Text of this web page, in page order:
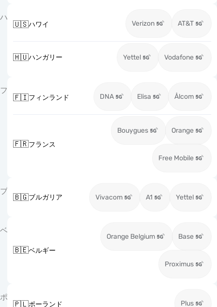
ハ
🇺🇸ハワイ Verizon AT&T
🇭🇺ハンガリー Yettel Vodafone
フ
🇫🇮フィンランド DNA Elisa Ålcom
🇫🇷フランス
Bouygues Orange
Free Mobile
ブ
🇧🇬ブルガリア Vivacom A1 Yettel
ベ
🇧🇪ベルギー
Orange Belgium Base
Proximus
ポ
🇵🇱ポーランド Plus